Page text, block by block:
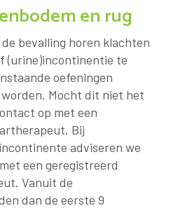
en rug
bevalling horen klachten
(urine)incontinentie te
oefeningen
Mocht dit niet het
op met een
Bij
adviseren we
een geregistreerd
Vanuit de
dan de eerste 9